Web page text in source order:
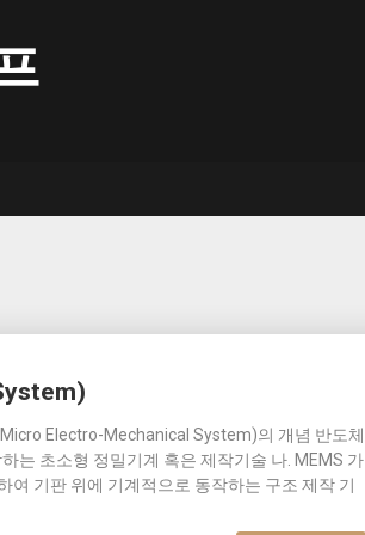
Electro-Mechanical System)의 개념 반도체
는 초소형 정밀기계 혹은 제작기술 나. MEMS 가
여 기판 위에 기계적으로 동작하는 구조 제작 기